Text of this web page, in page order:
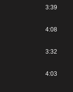
3:39
4:08
3:32
4:03